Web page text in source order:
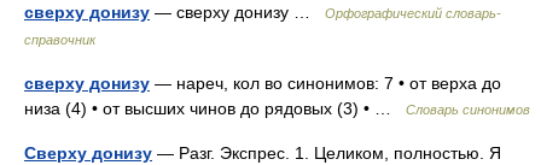
сверху донизу — сверху донизу …
Орфографический словарь-
справочник
сверху донизу — нареч, кол во синонимов: 7 • от верха до
низа (4) • от высших чинов до рядовых (3) • …
Словарь синонимов
Сверху донизу — Разг. Экспрес. 1. Целиком, полностью. Я